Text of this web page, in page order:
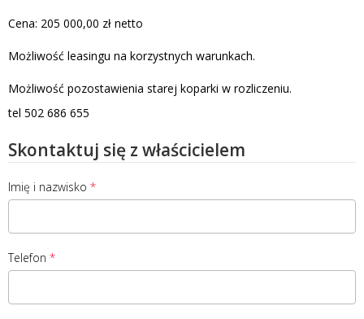
Cena: 205 000,00 zł netto
Możliwość leasingu na korzystnych warunkach.
Możliwość pozostawienia starej koparki w rozliczeniu.
tel 502 686 655
Skontaktuj się z właścicielem
Imię i nazwisko
Telefon